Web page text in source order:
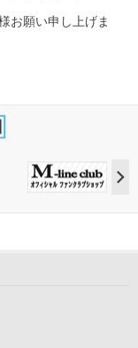
お願い申し上げま